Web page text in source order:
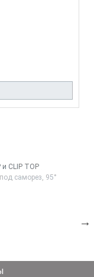
и CLIP TOP
саморез, 95°